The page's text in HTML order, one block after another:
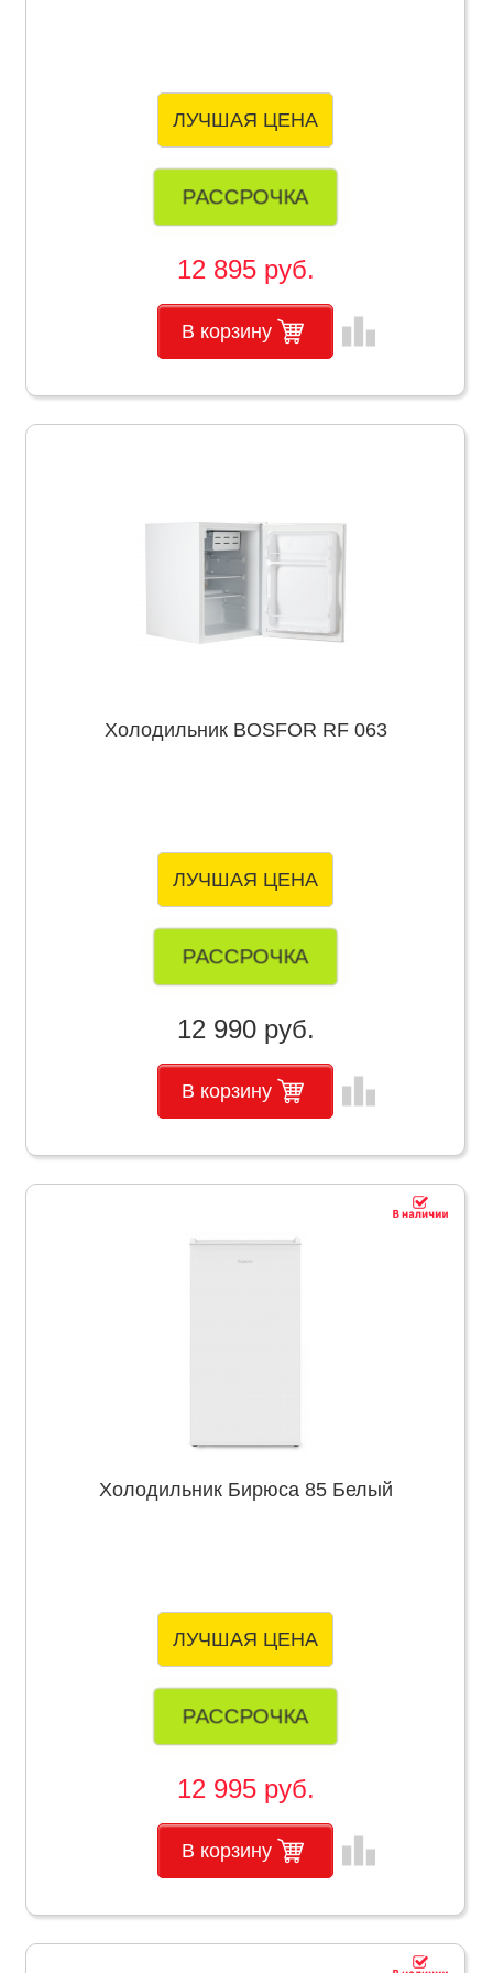
ЛУЧШАЯ ЦЕНА
РАССРОЧКА
12 895 руб.
В корзину leaderboard
Холодильник BOSFOR RF 063
ЛУЧШАЯ ЦЕНА
РАССРОЧКА
12 990 руб.
В корзину leaderboard
Холодильник Бирюса 85 Белый
ЛУЧШАЯ ЦЕНА
РАССРОЧКА
12 995 руб.
В корзину leaderboard